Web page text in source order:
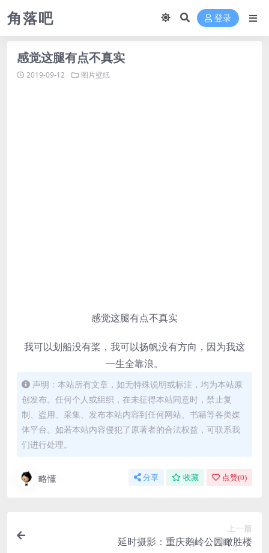
角落吧 登录
感觉这腿有点不真实
2019-09-12 图片壁纸
感觉这腿有点不真实
我可以划船没有桨，我可以扬帆没有方向，因为我这
一生全靠浪。
声明：本站所有文章，如无特殊说明或标注，均为本站原
创发布。任何个人或组织，在未征得本站同意时，禁止复
制、盗用、采集、发布本站内容到任何网站、书籍等各类媒
体平台。如若本站内容侵犯了原著者的合法权益，可联系我
们进行处理。
略懂 分享 收藏 点赞(0)
上一篇
延时摄影：重庆鹅岭公园瞰胜楼